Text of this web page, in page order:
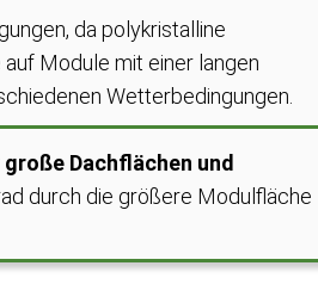
da polykristalline
Module mit einer langen
Wetterbedingungen.
große Dachflächen und
durch die größere Modulfläche